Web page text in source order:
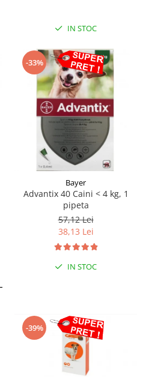
IN STOC
-33%
Bayer
Advantix 40 Caini < 4 kg, 1
pipeta
57,12 Lei
38,13 Lei
IN STOC
-39%